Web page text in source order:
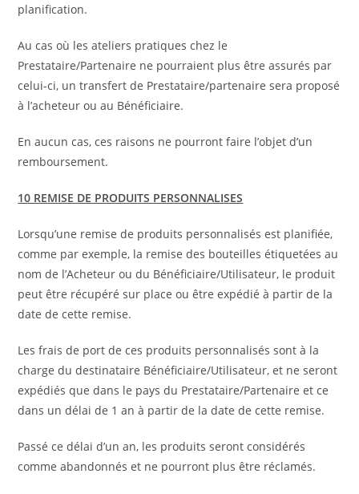
planification.
Au cas où les ateliers pratiques chez le
Prestataire/Partenaire ne pourraient plus être assurés par
celui-ci, un transfert de Prestataire/partenaire sera proposé
à l’acheteur ou au Bénéficiaire.
En aucun cas, ces raisons ne pourront faire l’objet d’un
remboursement.
10 REMISE DE PRODUITS PERSONNALISES
Lorsqu’une remise de produits personnalisés est planifiée,
comme par exemple, la remise des bouteilles étiquetées au
nom de l’Acheteur ou du Bénéficiaire/Utilisateur, le produit
peut être récupéré sur place ou être expédié à partir de la
date de cette remise.
Les frais de port de ces produits personnalisés sont à la
charge du destinataire Bénéficiaire/Utilisateur, et ne seront
expédiés que dans le pays du Prestataire/Partenaire et ce
dans un délai de 1 an à partir de la date de cette remise.
Passé ce délai d’un an, les produits seront considérés
comme abandonnés et ne pourront plus être réclamés.